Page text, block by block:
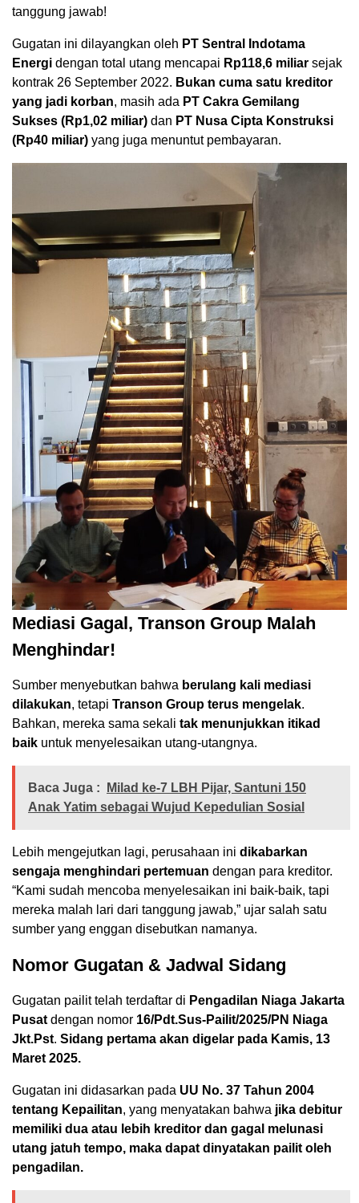
tanggung jawab!
Gugatan ini dilayangkan oleh PT Sentral Indotama
Energi dengan total utang mencapai Rp118,6 miliar sejak
kontrak 26 September 2022. Bukan cuma satu kreditor
yang jadi korban, masih ada PT Cakra Gemilang
Sukses (Rp1,02 miliar) dan PT Nusa Cipta Konstruksi
(Rp40 miliar) yang juga menuntut pembayaran.
Mediasi Gagal, Transon Group Malah
Menghindar!
Sumber menyebutkan bahwa berulang kali mediasi
dilakukan, tetapi Transon Group terus mengelak.
Bahkan, mereka sama sekali tak menunjukkan itikad
baik untuk menyelesaikan utang-utangnya.
Baca Juga :
Milad ke-7 LBH Pijar, Santuni 150
Anak Yatim sebagai Wujud Kepedulian Sosial
Lebih mengejutkan lagi, perusahaan ini dikabarkan
sengaja menghindari pertemuan dengan para kreditor.
“Kami sudah mencoba menyelesaikan ini baik-baik, tapi
mereka malah lari dari tanggung jawab,” ujar salah satu
sumber yang enggan disebutkan namanya.
Nomor Gugatan & Jadwal Sidang
Gugatan pailit telah terdaftar di Pengadilan Niaga Jakarta
Pusat dengan nomor 16/Pdt.Sus-Pailit/2025/PN Niaga
Jkt.Pst. Sidang pertama akan digelar pada Kamis, 13
Maret 2025.
Gugatan ini didasarkan pada UU No. 37 Tahun 2004
tentang Kepailitan, yang menyatakan bahwa jika debitur
memiliki dua atau lebih kreditor dan gagal melunasi
utang jatuh tempo, maka dapat dinyatakan pailit oleh
pengadilan.